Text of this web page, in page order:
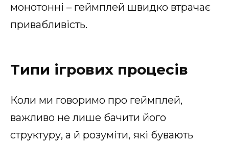
монотонні – геймплей швидко втрачає
привабливість.
Типи ігрових процесів
Коли ми говоримо про геймплей,
важливо не лише бачити його
структуру, а й розуміти, які бувають